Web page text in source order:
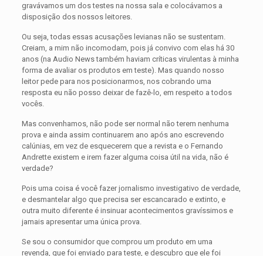
gravávamos um dos testes na nossa sala e colocávamos a
disposição dos nossos leitores.
Ou seja, todas essas acusações levianas não se sustentam.
Creiam, a mim não incomodam, pois já convivo com elas há 30
anos (na Audio News também haviam críticas virulentas à minha
forma de avaliar os produtos em teste). Mas quando nosso
leitor pede para nos posicionarmos, nos cobrando uma
resposta eu não posso deixar de fazê-lo, em respeito a todos
vocês.
Mas convenhamos, não pode ser normal não terem nenhuma
prova e ainda assim continuarem ano após ano escrevendo
calúnias, em vez de esquecerem que a revista e o Fernando
Andrette existem e irem fazer alguma coisa útil na vida, não é
verdade?
Pois uma coisa é você fazer jornalismo investigativo de verdade,
e desmantelar algo que precisa ser escancarado e extinto, e
outra muito diferente é insinuar acontecimentos gravíssimos e
jamais apresentar uma única prova.
Se sou o consumidor que comprou um produto em uma
revenda, que foi enviado para teste, e descubro que ele foi